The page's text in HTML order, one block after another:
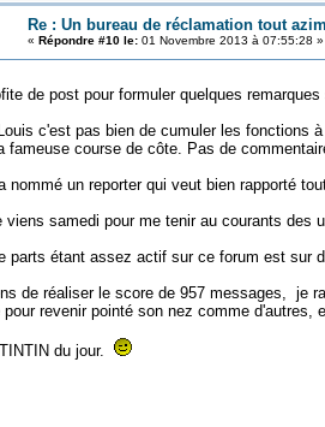
Re : Un bureau de réclamation tout
« Répondre #10 le:01 Novembre 2013 à 07:55:28 »
de post pour formuler quelques
c'est pas bien de cumuler les fonctions
fameuse course de côte. Pas de
nommé un reporter qui veut bien rapporté
viens samedi pour me tenir au courants des
parts étant assez actif sur ce forum est sur
de réaliser le score de 957 messages, je
revenir pointé son nez comme d'autres,
du jour.